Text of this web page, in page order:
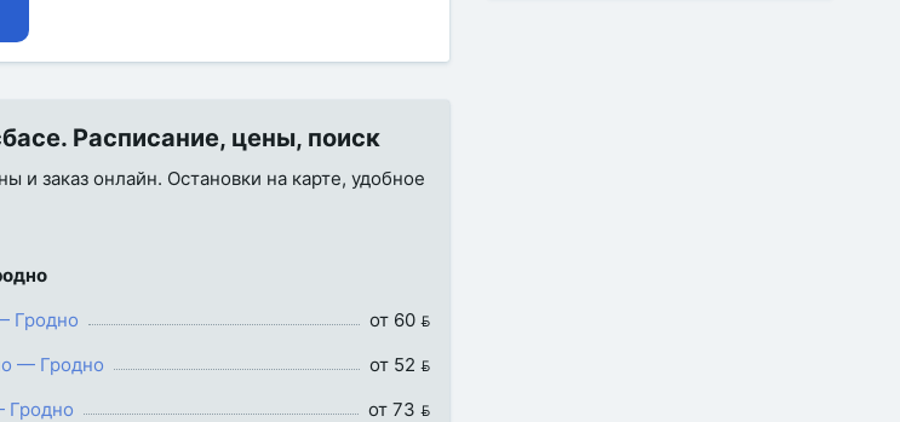
Расписание, цены, поиск
заказ онлайн. Остановки на карте, удобное
Гродно
от 60 
— Гродно
от 52 
Гродно
от 73 